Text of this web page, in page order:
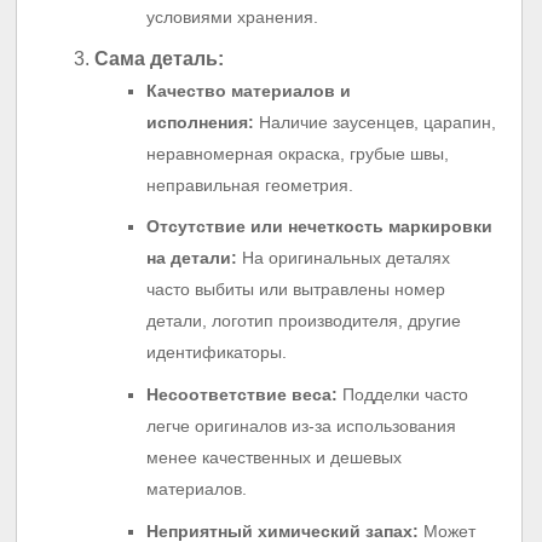
условиями хранения.
Сама деталь:
Качество материалов и
исполнения: Наличие заусенцев, царапин,
неравномерная окраска, грубые швы,
неправильная геометрия.
Отсутствие или нечеткость маркировки
на детали: На оригинальных деталях
часто выбиты или вытравлены номер
детали, логотип производителя, другие
идентификаторы.
Несоответствие веса: Подделки часто
легче оригиналов из-за использования
менее качественных и дешевых
материалов.
Неприятный химический запах: Может